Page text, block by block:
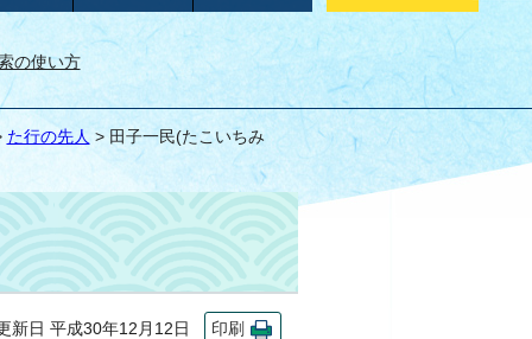
の使い方
た行の先人 > 田子一民(たこいちみ
日 平成30年12月12日 印刷